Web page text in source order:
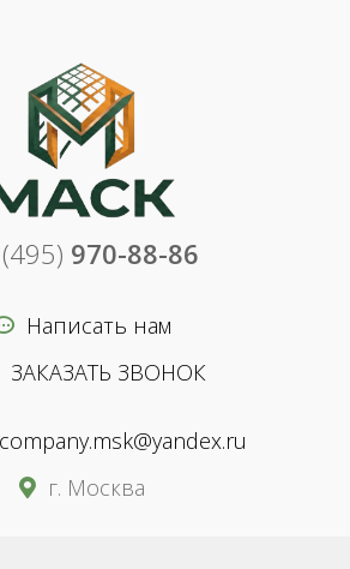
970-88-86
Написать нам
ЗАКАЗАТЬ ЗВОНОК
г. Москва